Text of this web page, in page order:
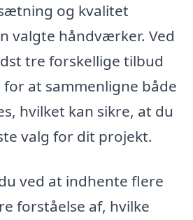
og kvalitet
valgte håndværker. Ved
tre forskellige tilbud
at sammenligne både
hvilket kan sikre, at du
valg for dit projekt.
ved at indhente flere
forståelse af, hvilke